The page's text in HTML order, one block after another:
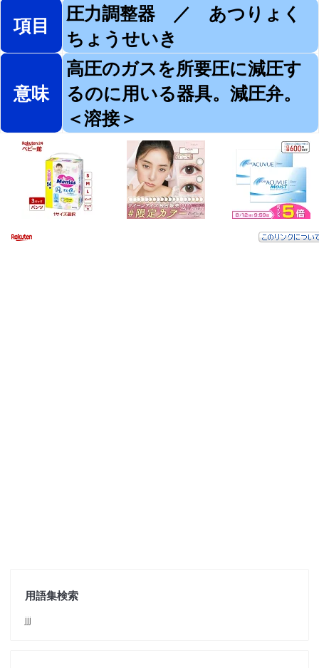
項目
圧力調整器 ／ あつりょく
ちょうせいき
意味
高圧のガスを所要圧に減圧す
るのに用いる器具。減圧弁。
＜溶接＞
用語集検索
jjj